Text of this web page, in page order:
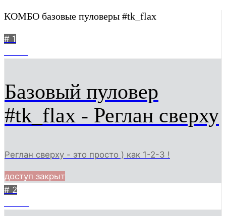
КОМБО базовые пуловеры #tk_flax
# 1
Базовый пуловер
#tk_flax - Реглан сверху
Реглан сверху - это просто ) как 1-2-3 !
доступ закрыт
# 2